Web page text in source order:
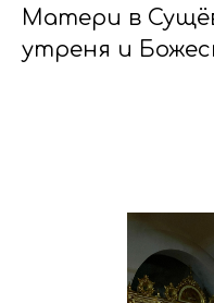
Матери в
утреня и